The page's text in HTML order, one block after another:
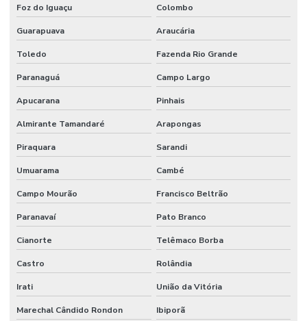
Laudo técnico de estrutura
Laudo técnico de estrutura de concreto
Laudo técnico predial
Laudo técnico de vistoria
Laudo técnico de vistoria engenharia civil
Laudo de vistoria cautelar imóvel
Laudo de vistoria de imóvel
Laudo de vistoria de imóvel comercial
Laudo de vistoria de imóvel residencial
Laudo de vistoria de imóvel para venda
Foz do Iguaçu Colombo
Guarapuava Araucária
Toledo Fazenda Rio Grande
Paranaguá Campo Largo
Apucarana Pinhais
Almirante Tamandaré Arapongas
Piraquara Sarandi
Umuarama Cambé
Campo Mourão Francisco Beltrão
Paranavaí Pato Branco
Cianorte Telêmaco Borba
Castro Rolândia
Irati União da Vitória
Marechal Cândido Rondon Ibiporã